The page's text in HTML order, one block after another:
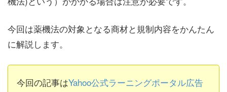
今回は薬機法の対象となる商材と規制内容をかんたん
に解説します。
今回の記事はYahoo公式ラーニングポータル広告